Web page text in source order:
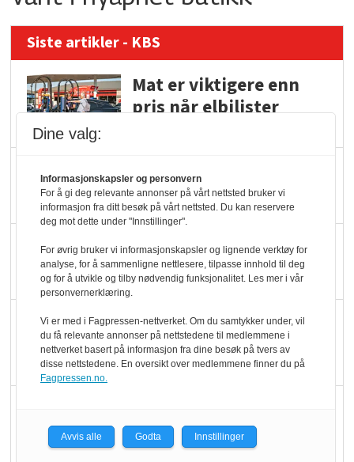
Siste artikler - KBS
Mat er viktigere enn
pris når elbilister
Ti bensinstasjoner
legger ned hver måned
Potetball, kylling og 98
oktan
KBS-bransjen i
endring: Stadig større
serveringstilbud
i dagligvare
Dine valg:
Informasjonskapsler og personvern
For å gi deg relevante annonser på vårt nettsted bruker vi
informasjon fra ditt besøk på vårt nettsted. Du kan reservere
deg mot dette under "Innstillinger".
For øvrig bruker vi informasjonskapsler og lignende verktøy for
analyse, for å sammenligne nettlesere, tilpasse innhold til deg
og for å utvikle og tilby nødvendig funksjonalitet. Les mer i vår
personvernerklæring.
Vi er med i Fagpressen-nettverket. Om du samtykker under, vil
du få relevante annonser på nettstedene til medlemmene i
nettverket basert på informasjon fra dine besøk på tvers av
disse nettstedene. En oversikt over medlemmene finner du på
Fagpressen.no.
Avvis alle Godta Innstillinger